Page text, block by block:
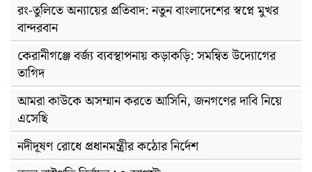
রং-তুলিতে অন্যায়ের প্রতিবাদ: নতুন বাংলাদেশের স্বপ্নে মুখর
বান্দরবান
কেরানীগঞ্জে বর্জ্য ব্যবস্থাপনায় কড়াকড়ি: সমন্বিত উদ্যোগের
তাগিদ
আমরা কাউকে অসম্মান করতে আসিনি, জনগণের দাবি নিয়ে
এসেছি
নদীদূষণ রোধে প্রধানমন্ত্রীর কঠোর নির্দেশ